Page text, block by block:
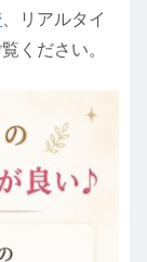
、リアルタイ
ください。